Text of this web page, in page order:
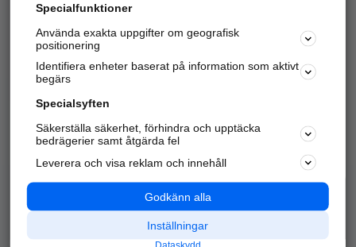
Kom igång och annonsera mot
samarbetspartners nära dig.
Alla kategorier
Populära sökningar
API & Kartor
Annonsera
Integritet
Nödnummer
Specialfunktioner
Använda exakta uppgifter om geografisk
positionering
Identifiera enheter baserat på information som aktivt
begärs
Specialsyften
Säkerställa säkerhet, förhindra och upptäcka
bedrägerier samt åtgärda fel
Leverera och visa reklam och innehåll
Godkänn alla
Inställningar
Dataskydd